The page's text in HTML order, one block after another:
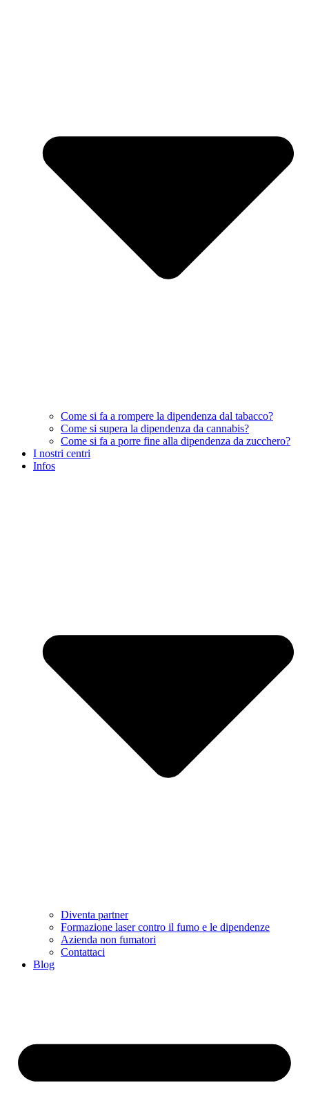
Come si fa a rompere la dipendenza dal tabacco?
Come si supera la dipendenza da cannabis?
Come si fa a porre fine alla dipendenza da zucchero?
I nostri centri
Infos
Diventa partner
Formazione laser contro il fumo e le dipendenze
Azienda non fumatori
Contattaci
Blog